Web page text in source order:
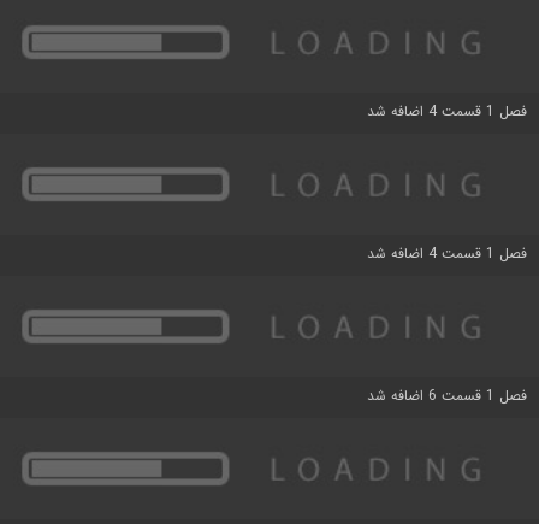
فصل 1 قسمت 4 اضافه شد
فصل 1 قسمت 4 اضافه شد
فصل 1 قسمت 6 اضافه شد